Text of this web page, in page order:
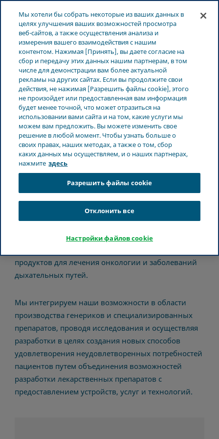
Меню
ЛАТВИЯ
Latvia Продукты Специализированные препараты
Специализированные
препараты
Инновационный подход к удовлетворению
потребностей пациентов
Teva предлагает инновационные методы лечения
заболеваний центральной нервной системы (ЦНС),
включая лекарственные препараты для лечения
неврологических и нейродегенеративных
заболеваний, мигрени и двигательных
продуктов для лечения онкологии и заболеваний
дыхательных путей.
Мы интегрируем наши возможности в области
производства генериков и специализированных
препаратов, проводя исследования и осуществляя
разработки в целях создания новых способов
удовлетворения неудовлетворенных потребностей
пациентов путем объединения возможностей
разработки лекарственных препаратов с
предоставлением устройств, услуг и технологий.
Мы хотели бы собрать некоторые из ваших данных в
целях улучшения ваших возможностей просмотра
веб-сайтов, а также осуществления анализа и
измерения вашего взаимодействия с нашим
контентом. Нажимая [Принять], вы даете согласие на
сбор и передачу этих данных нашим партнерам, в том
числе для демонстрации вам более актуальной
рекламы на других сайтах. Если вы продолжите свои
действия, не нажимая [Разрешить файлы cookie], этого
не произойдет или предоставленная вам информация
будет менее точной, что может отразиться на
использовании вами сайта и на том, какие услуги мы
можем вам предложить. Вы можете изменить свое
решение в любой момент. Чтобы узнать больше о
своих правах, наших методах, а также о том, сбор
каких данных мы осуществляем, и о наших партнерах,
нажмите здесь
Разрешить файлы cookie
Отклонить все
Настройки файлов cookie